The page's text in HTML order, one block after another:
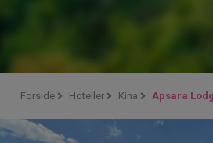
Forside Hoteller Kina Apsara